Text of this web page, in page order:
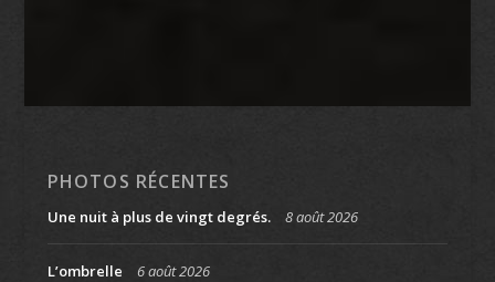
PHOTOS RÉCENTES
Une nuit à plus de vingt degrés. 8 août 2026
L’ombrelle 6 août 2026